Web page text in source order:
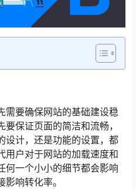
需要确保网站的基础建设稳
保证页面的简洁和流畅，
设计，还是功能的设置，都
用户对于网站的加载速度和
何一个小小的细节都会影响
响转化率。